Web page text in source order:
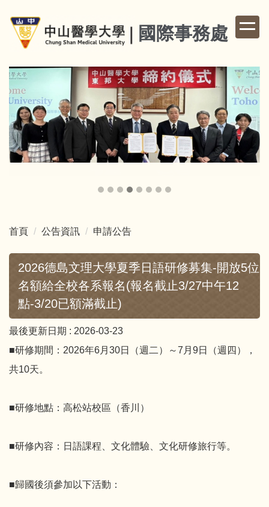
到
內
容
區
國際事務處
首頁 公告資訊 申請公告
2026德島文理大學夏季日語研修募集-開放5位
名額給全校各系報名(報名截止3/27中午12
點-3/20已額滿截止)
最後更新日期 : 2026-03-23
■研修期間：2026年6月30日（週二）～7月9日（週四），
共10天。
■研修地點：高松站校區（香川）
■研修內容：日語課程、文化體驗、文化研修旅行等。
■歸國後須參加以下活動：